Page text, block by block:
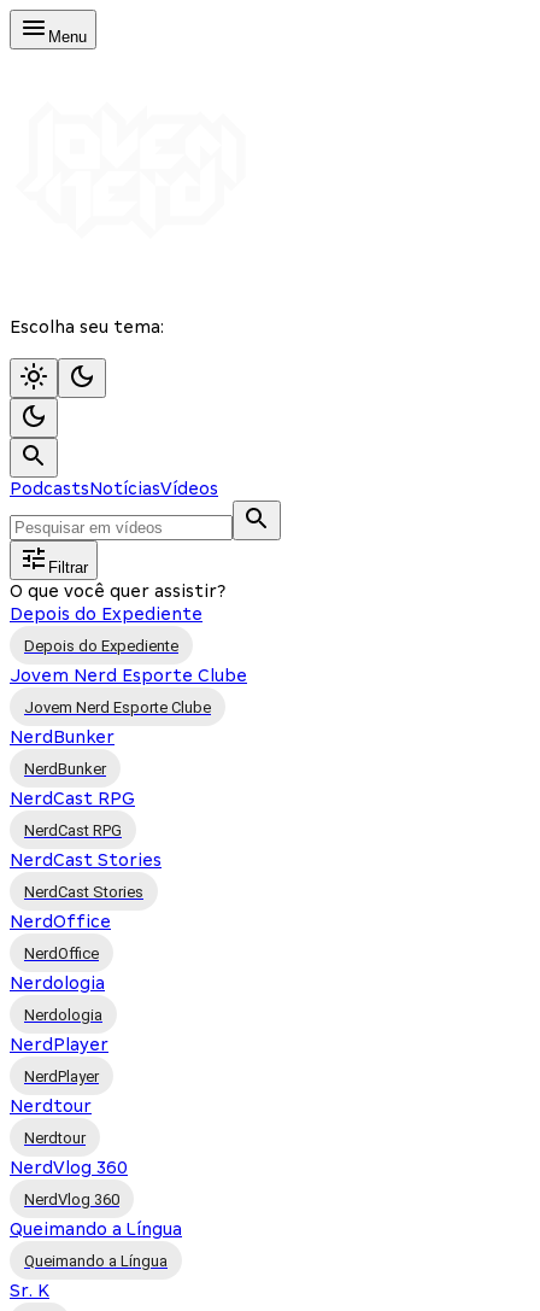
Menu
Escolha seu tema:
PodcastsNotíciasVídeos
Filtrar
O que você quer assistir?
Depois do Expediente
Depois do Expediente
Jovem Nerd Esporte Clube
Jovem Nerd Esporte Clube
NerdBunker
NerdBunker
NerdCast RPG
NerdCast RPG
NerdCast Stories
NerdCast Stories
NerdOffice
NerdOffice
Nerdologia
Nerdologia
NerdPlayer
NerdPlayer
Nerdtour
Nerdtour
NerdVlog 360
NerdVlog 360
Queimando a Língua
Queimando a Língua
Sr. K